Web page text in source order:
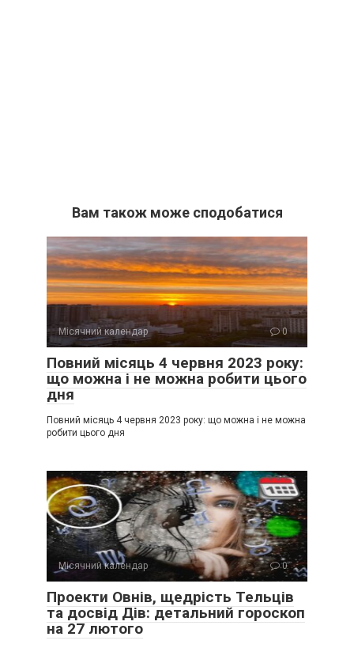
Вам також може сподобатися
Місячний календар 0
Повний місяць 4 червня 2023 року:
що можна і не можна робити цього
дня
Повний місяць 4 червня 2023 року: що можна і не можна
робити цього дня
Місячний календар 0
Проекти Овнів, щедрість Тельців
та досвід Дів: детальний гороскоп
на 27 лютого